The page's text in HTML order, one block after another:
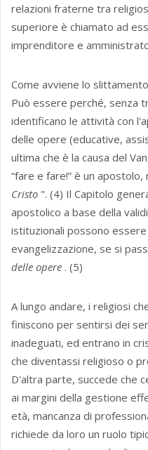
relazioni fraterne tra
superiore è chiamato ad
imprenditore e
Come avviene lo
Può essere perché, senza
identificano le attività con
delle opere (educative,
ultima che è la causa del
“fare e fare!” è un apostolo,
Cristo ". (4) Il Capitolo
apostolico a base della
istituzionali possono
evangelizzazione, se si
delle opere . (5)
A lungo andare, i religiosi
finiscono per sentirsi dei
inadeguati, ed entrano in
che diventassi religioso o
D'altra parte, succede che
ai margini della gestione
età, mancanza di
richiede da loro un ruolo